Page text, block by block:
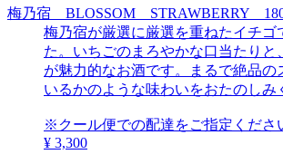
梅乃宿 BLOSSOM STRAWBERRY
梅乃宿が厳選に厳選を重ねたイチゴ
た。いちごのまろやかな口当たりと
が魅力的なお酒です。まるで絶品の
いるかのような味わいをおたのしみ
※クール便での配達をご指定くださ
¥ 3,300